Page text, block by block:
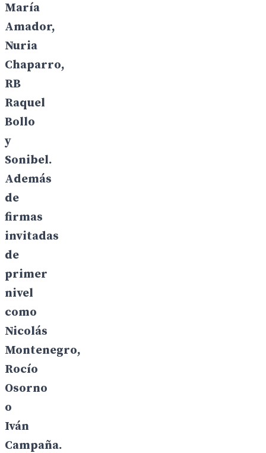
María
Amador,
Nuria
Chaparro,
RB
Raquel
Bollo
y
Sonibel.
Además
de
firmas
invitadas
de
primer
nivel
como
Nicolás
Montenegro,
Rocío
Osorno
o
Iván
Campaña.